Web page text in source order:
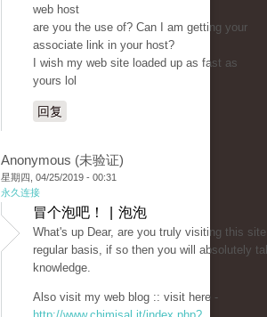
web host
are you the use of? Can I am getting your
associate link in your host?
I wish my web site loaded up as fast as
yours lol
回复
Anonymous (未验证)
星期四, 04/25/2019 - 00:31
永久连接
冒个泡吧！ | 泡泡
What's up Dear, are you truly visiting this
regular basis, if so then you will absolutely
knowledge.
Also visit my web blog :: visit here -